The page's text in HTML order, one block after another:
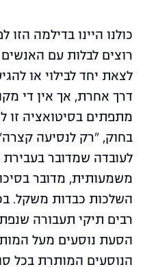
כולנו היינו בדילמה
רוצים לבלות עם
לצאת יחד לבילוי או
דרך אחרת, אך אין די
מתפתים בסיטואציה זו
בחוק, "רק לנסיעה
לעובדה שמדובר
משמעותית, מדובר
השלכות כבדות משקל.
רבים תיקי תעבורה
הסעת נוסעים מעל
הנוסעים המותרת בכל